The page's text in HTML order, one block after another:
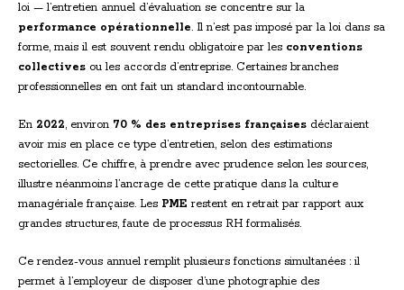
loi — l’entretien annuel d’évaluation se concentre sur la
performance opérationnelle. Il n’est pas imposé par la loi dans sa
forme, mais il est souvent rendu obligatoire par les conventions
collectives ou les accords d’entreprise. Certaines branches
professionnelles en ont fait un standard incontournable.
En 2022, environ 70 % des entreprises françaises déclaraient
avoir mis en place ce type d’entretien, selon des estimations
sectorielles. Ce chiffre, à prendre avec prudence selon les sources,
illustre néanmoins l’ancrage de cette pratique dans la culture
managériale française. Les PME restent en retrait par rapport aux
grandes structures, faute de processus RH formalisés.
Ce rendez-vous annuel remplit plusieurs fonctions simultanées : il
permet à l’employeur de disposer d’une photographie des